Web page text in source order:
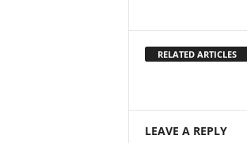
RELATED ARTICLES
LEAVE A REPLY